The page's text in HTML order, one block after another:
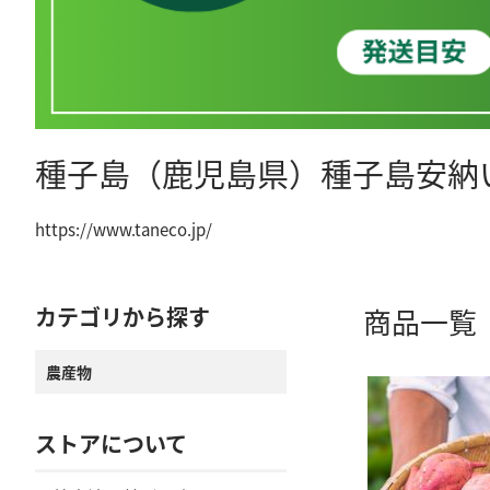
種子島（鹿児島県）種子島安納
https://www.taneco.jp/
カテゴリから探す
農産物
ストアについて
商品一覧